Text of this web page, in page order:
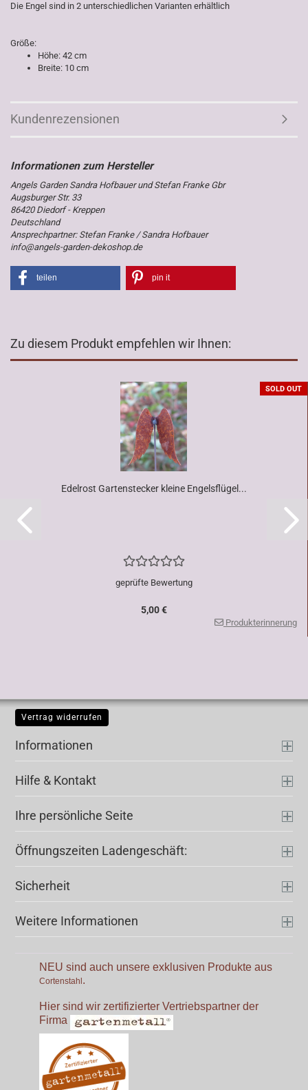
Die Engel sind in 2 unterschiedlichen Varianten erhältlich
Größe:
Höhe: 42 cm
Breite: 10 cm
Kundenrezensionen
Angels Garden Sandra Hofbauer und Stefan Franke Gbr
Augsburger Str. 33
86420 Diedorf - Kreppen
Deutschland
Ansprechpartner: Stefan Franke / Sandra Hofbauer
info@angels-garden-dekoshop.de
teilen pin it
Zu diesem Produkt empfehlen wir Ihnen:
SOLD OUT
Edelrost Gartenstecker kleine Engelsflügel...
geprüfte Bewertung
5,00 €
Produkterinnerung
Vertrag widerrufen
Informationen
Hilfe & Kontakt
Ihre persönliche Seite
Öffnungszeiten Ladengeschäft:
Sicherheit
Weitere Informationen
NEU sind auch unsere exklusiven Produkte aus
Cortenstahl.
Hier sind wir zertifizierter Vertriebspartner der
Firma